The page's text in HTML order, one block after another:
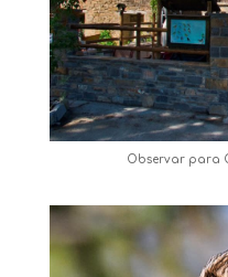
Observar para